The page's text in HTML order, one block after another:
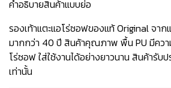
คำอธิบายสินค้าแบบย่อ
รองเท้าแตะแอโร่ซอฟของแท้ Original จา
มากกว่า 40 ปี สินค้าคุณภาพ พื้น PU มีควา
โร่ซอฟ ใส่ใช้งานได้อย่างยาวนาน สินค้ารับ
เท่านั้น